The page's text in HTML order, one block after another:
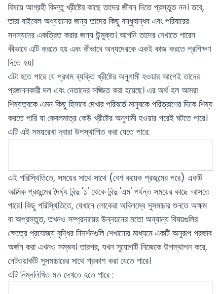
বিষয়ে আগ্রহী কিন্তু খ্রীষ্টের কাছে তাদের জীবন দিতে প্রস্তুত নন। তবে,
তারা বাইবেল অধ্যয়নের জন্য তাদের কিছু বন্ধুবান্ধব এবং পরিবারের
সদস্যদের একত্রিত করার জন্য উন্মুক্ত। আপনি তাদের দেখাতে পারেন
কীভাবে এটি করতে হয় এবং কীভাবে অন্যদেরকে একই কাজ করতে প্রশিক্ষণ
দিতে হয়।
এটা হতে পারে যে প্রথম ব্যক্তি খ্রীষ্টের অনুগামী হওয়ার আগেই তাদের
প্রজননকারী দল এবং নেতাদের সজ্জিত করা হয়েছে। এর অর্থ হল আমরা
শিষ্যত্বকে এমন কিছু হিসাবে দেখার পরিবর্তে মানুষকে পরিত্রাণের দিকে শিষ্য
করতে পারি যা কেবলমাত্র কেউ খ্রীষ্টের অনুগামী হওয়ার পরেই ঘটতে পারে।
এটি এই সময়রেখা দ্বারা উপস্থাপিত করা যেতে পারে:
এই পরিস্থিতিতে, সময়ের সাথে সাথে (বেশ কয়েক প্রজন্মের পরে) একটি
আত্মিক প্রজন্মের দৈর্ঘ্য বিন্দু '১' থেকে বিন্দু 'এম' পর্যন্ত সময়ের কাছে আসতে
পারে। কিছু পরিস্থিতিতে, যেখানে লোকেরা অবিলম্বে সুসমাচার শুনতে অক্ষম
বা অপ্রস্তুত, তখনও সম্প্রদায়ের উন্নয়নের মতো অন্যান্য বিষয়গুলির
ক্ষেত্রে প্রযোজ্য বৃদ্ধির নিদর্শনগুলি শেখানোর মাধ্যমে একটি অনুরূপ প্রভাব
অর্জন করা এখনও সম্ভব। তারপর, যখন সুযোগটি নিজেকে উপস্থাপন করে,
নেটওয়ার্কটি সুসমাচারের সাথে প্রকাশ করা যেতে পারে।
এটি নিম্নলিখিত মত দেখতে হতে পারে :